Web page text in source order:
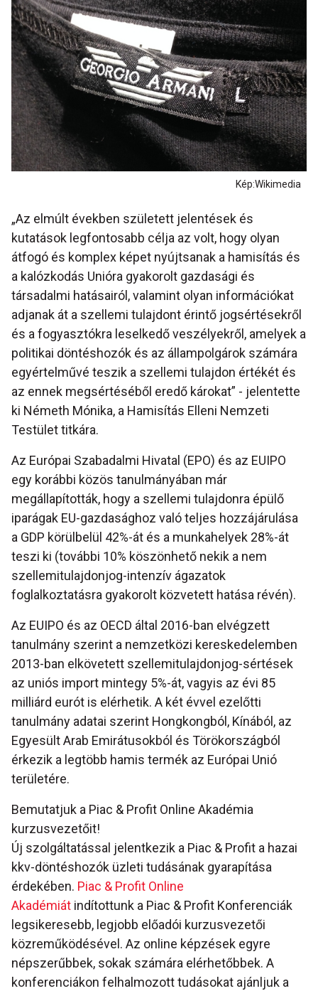
Kép:Wikimedia
„Az elmúlt években született jelentések és
kutatások legfontosabb célja az volt, hogy olyan
átfogó és komplex képet nyújtsanak a hamisítás és
a kalózkodás Unióra gyakorolt gazdasági és
társadalmi hatásairól, valamint olyan információkat
adjanak át a szellemi tulajdont érintő jogsértésekről
és a fogyasztókra leselkedő veszélyekről, amelyek a
politikai döntéshozók és az állampolgárok számára
egyértelművé teszik a szellemi tulajdon értékét és
az ennek megsértéséből eredő károkat” - jelentette
ki Németh Mónika, a Hamisítás Elleni Nemzeti
Testület titkára.
Az Európai Szabadalmi Hivatal (EPO) és az EUIPO
egy korábbi közös tanulmányában már
megállapították, hogy a szellemi tulajdonra épülő
iparágak EU-gazdasághoz való teljes hozzájárulása
a GDP körülbelül 42%-át és a munkahelyek 28%-át
teszi ki (további 10% köszönhető nekik a nem
szellemitulajdonjog-intenzív ágazatok
foglalkoztatásra gyakorolt közvetett hatása révén).
Az EUIPO és az OECD által 2016-ban elvégzett
tanulmány szerint a nemzetközi kereskedelemben
2013-ban elkövetett szellemitulajdonjog-sértések
az uniós import mintegy 5%-át, vagyis az évi 85
milliárd eurót is elérhetik. A két évvel ezelőtti
tanulmány adatai szerint Hongkongból, Kínából, az
Egyesült Arab Emirátusokból és Törökországból
érkezik a legtöbb hamis termék az Európai Unió
területére.
Bemutatjuk a Piac & Profit Online Akadémia
kurzusvezetőit!
Új szolgáltatással jelentkezik a Piac & Profit a hazai
kkv-döntéshozók üzleti tudásának gyarapítása
érdekében. Piac & Profit Online
Akadémiát indítottunk a Piac & Profit Konferenciák
legsikeresebb, legjobb előadói kurzusvezetői
közreműködésével. Az online képzések egyre
népszerűbbek, sokak számára elérhetőbbek. A
konferenciákon felhalmozott tudásokat ajánljuk a